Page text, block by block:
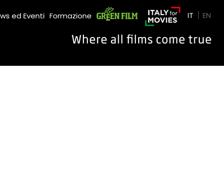
ed Eventi Formazione Green Film IT EN